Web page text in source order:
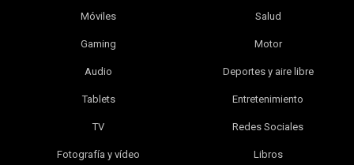
Móviles
Gaming
Audio
Tablets
TV
Fotografía y vídeo
Salud
Motor
Deportes y aire libre
Entretenimiento
Redes Sociales
Libros